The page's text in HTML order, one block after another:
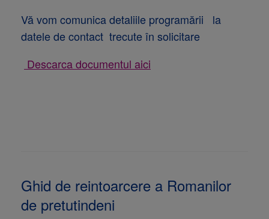
Vă vom comunica detaliile programării la
datele de contact trecute în solicitare
Descarca documentul aici
Ghid de reintoarcere a Romanilor
de pretutindeni